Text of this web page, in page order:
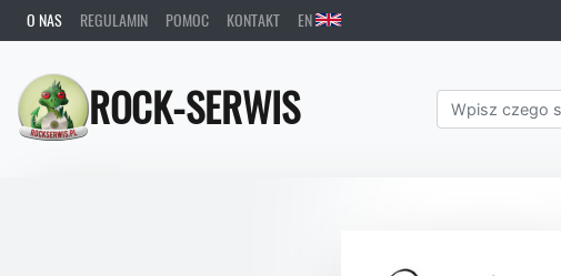
O NAS REGULAMIN POMOC KONTAKT EN
ROCK-SERWIS